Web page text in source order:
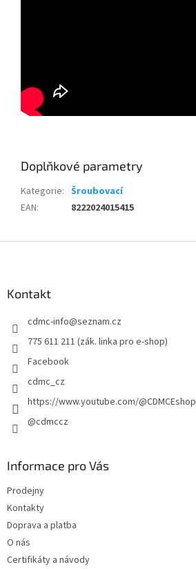
Doplňkové parametry
Kategorie: Šroubovací
EAN: 8222024015415
Kontakt
cdmc-info@seznam.cz
775 611 211 (zák. linka pro e-shop)
Facebook
cdmc_cz
https://www.youtube.com/@CDMCEshop
@cdmccz
Informace pro Vás
Prodejny
Kontakty
Doprava a platba
O nás
Certifikáty a návody